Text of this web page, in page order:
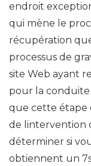
endroit
qui mène le
récupération
processus de
site Web ayant
pour la conduite
que cette étape
de lintervention
déterminer si
obtiennent un